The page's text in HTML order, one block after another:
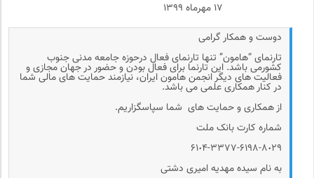
۱۷ مهرماه ۱۳۹۹
دوست و همکار گرامی
تارنمای “هامون” تنها تارنمای فعال درحوزه جامعه مدنی جنوب
کشورمی باشد. این تارنما برای فعال بودن و حضور در جهان مجازی و
فعالیت های دیگر انجمن هامون ایران، نیازمند حمایت های مالی شما
در کنار همکاری علمی می باشد.
از همکاری و حمایت های شما سپاسگزاریم.
شماره کارت بانک ملت
۶۱٠۴-۳۳۷۷-۶۱۹۸-۸٠۲۹
به نام سیده مهدیه امیری دشتی